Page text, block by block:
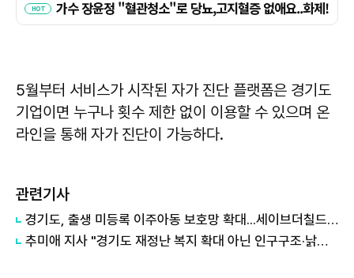
5월부터 서비스가 시작된 자가 진단 플랫폼은 경기도
기업이면 누구나 횟수 제한 없이 이용할 수 있으며 온
라인을 통해 자가 진단이 가능하다.
관련기사
경기도, 출생 미등록 이주아동 보호망 확대...세이브더칠드런 등 4곳과 협약
추미애 지사 "경기도 재정난 복지 확대 아닌 인구구조·낡은 세수체계 문제"